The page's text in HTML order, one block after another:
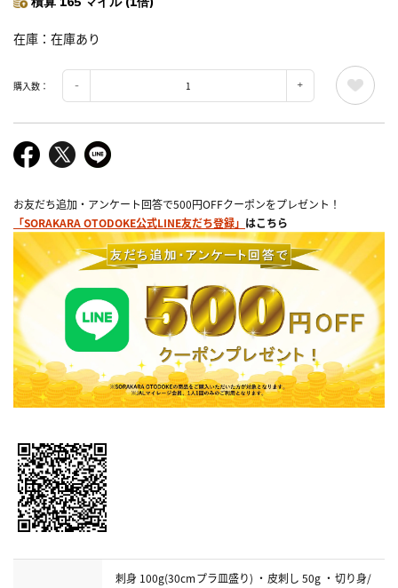
在庫 在庫あり
購入数：
お友だち追加・アンケート回答で500円OFFクーポンをプレゼント！
「SORAKARA OTODOKE公式LINE友だち登録」 はこちら
刺身 100g(30cmプラ皿盛り) ・皮刺し 50g ・切り身/